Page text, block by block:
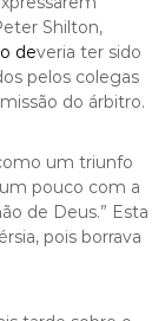
Shilton,
deveria ter sido
pelos colegas
do árbitro.
um triunfo
pouco com a
de Deus.” Esta
pois borrava